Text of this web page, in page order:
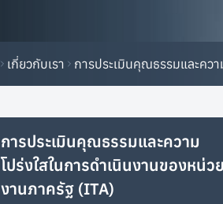
เกี่ยวกับเรา การประเมินคุณธรรมและคว
การประเมินคุณธรรมและความ
โปร่งใสในการดำเนินงานของหน่วย
งานภาครัฐ (ITA)